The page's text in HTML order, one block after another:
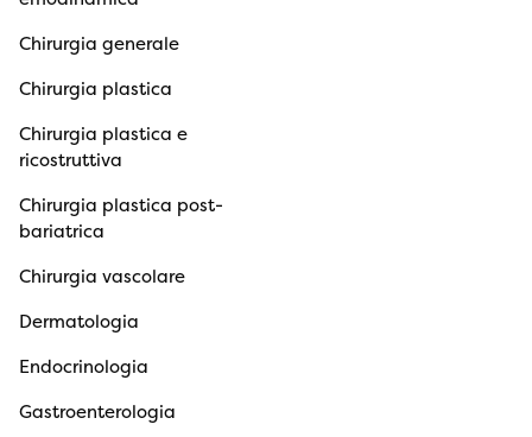
Chirurgia generale
Chirurgia plastica
Chirurgia plastica e
ricostruttiva
Chirurgia plastica post-
bariatrica
Chirurgia vascolare
Dermatologia
Endocrinologia
Gastroenterologia